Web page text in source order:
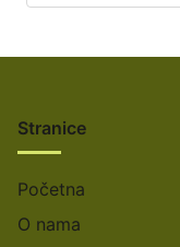
Stranice
Početna
O nama